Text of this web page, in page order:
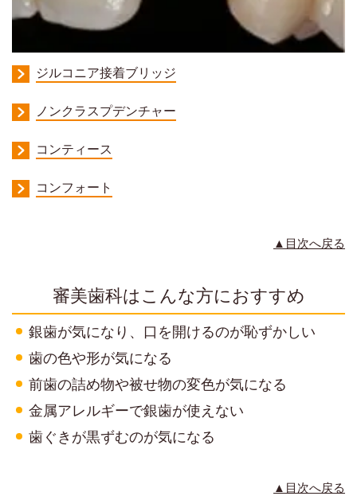
ジルコニア接着ブリッジ
ノンクラスプデンチャー
コンティース
コンフォート
▲目次へ戻る
審美歯科はこんな方におすすめ
銀歯が気になり、口を開けるのが恥ずかしい
歯の色や形が気になる
前歯の詰め物や被せ物の変色が気になる
金属アレルギーで銀歯が使えない
歯ぐきが黒ずむのが気になる
▲目次へ戻る